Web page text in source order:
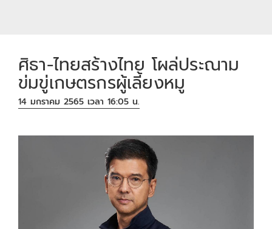
ศิธา-ไทยสร้างไทย โผล่ประณาม
ข่มขู่เกษตรกรผู้เลี้ยงหมู
14 มกราคม 2565 เวลา 16:05 น.